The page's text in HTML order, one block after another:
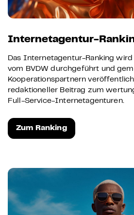
Internetagentur-
Das Internetagentur-Ranking
vom BVDW durchgeführt und
Kooperationspartnern
redaktioneller Beitrag zum
Full-Service-Internetagenturen.
Zum Ranking